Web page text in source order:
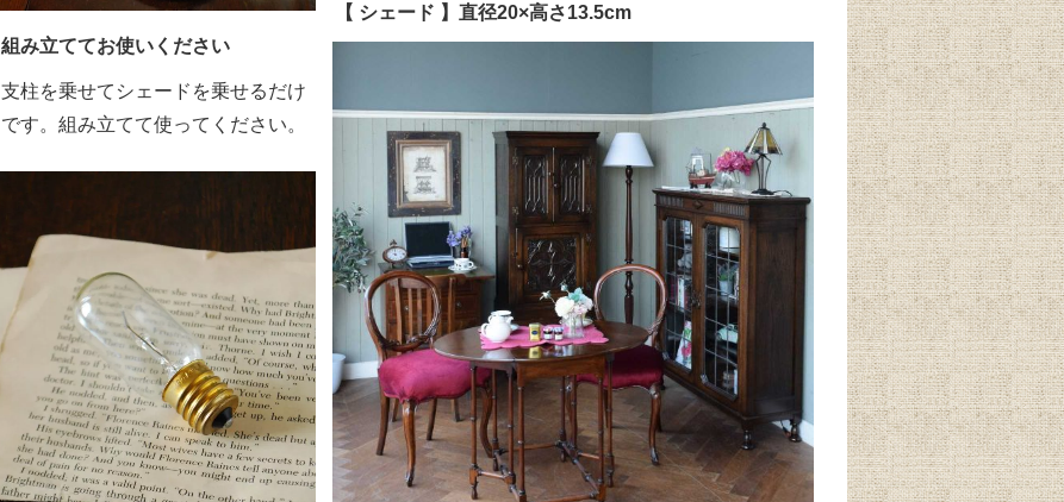
組み立ててお使いください
支柱を乗せてシェードを乗せるだけ
です。組み立てて使ってください。
【 シェード 】直径20×高さ13.5cm